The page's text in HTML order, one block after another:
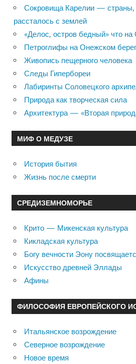
Сокровища Карелии — страны,
рассталось с землей
«Делос, остров бедный» что на
Петроглифы на Онежском
Живопись пещерного человека
Следы Гипербореи
Лабиринты Соловецкого
Природа как творческая сила
Архитектура — «Вторая
МИФ О МЕДУЗЕ
История бытия
Жизнь после смерти
СРЕДИЗЕМНОМОРЬЕ
Крито — Микенская культура
Кикладская культура
Богу вечности Эону
Искусство древней Эллады
Афины
ФИЛОСОФИЯ ЕВРОПЕЙСКОГО
Итальянское возрождение
Северное возрождение
Новое время